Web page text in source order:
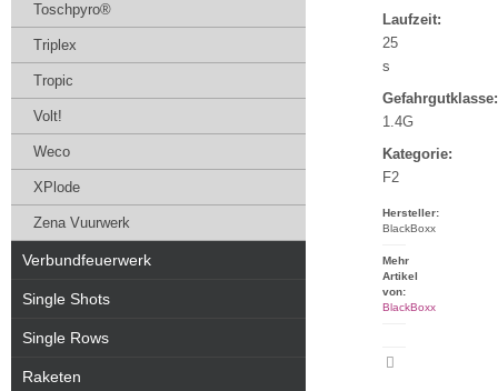
Laufzeit:
25
s
Gefahrgutklasse:
1.4G
Kategorie:
F2
Hersteller:
BlackBoxx
Mehr
Artikel
von:
BlackBoxx
Toschpyro®
Triplex
Tropic
Volt!
Weco
XPlode
Zena Vuurwerk
Verbundfeuerwerk
Single Shots
Single Rows
Raketen